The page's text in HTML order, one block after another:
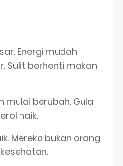
Energi mudah
Sulit berhenti makan
mulai berubah. Gula
naik.
Mereka bukan orang